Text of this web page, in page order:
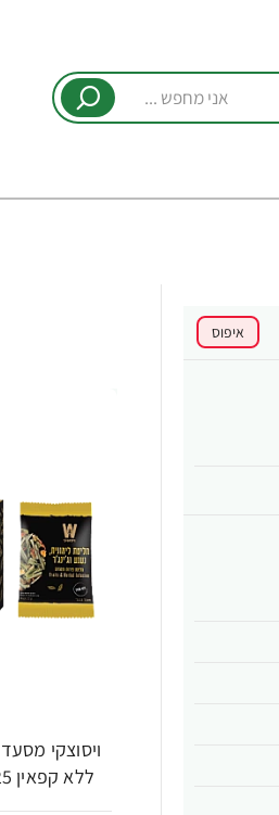
איפוס
ויסוצקי
ללא קפאין 25 שקיקים - הסדרה השחורה